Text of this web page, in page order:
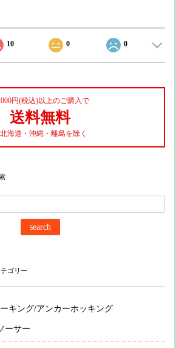
10 0 0
円(税込)以上のご購入で
送料無料
北海道・沖縄・離島を除く
search
ゴリー
キング/アンカーホッキング
ーサー